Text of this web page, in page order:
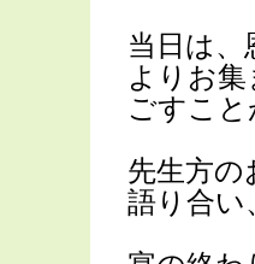
当日は、
よりお
ごすこと
先生方の
語り合い